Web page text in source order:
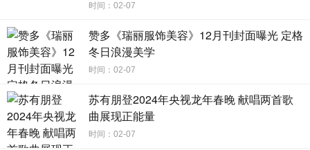
时间：02-07
赞多《瑞丽服饰美容》12月刊封面曝光 定格
冬日浪漫美学
时间：02-07
苏有朋登2024年央视龙年春晚 献唱两首歌
曲展现正能量
时间：02-07